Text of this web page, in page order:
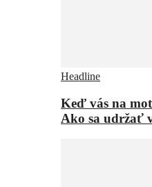
Headline
Keď vás na
Ako sa udržať